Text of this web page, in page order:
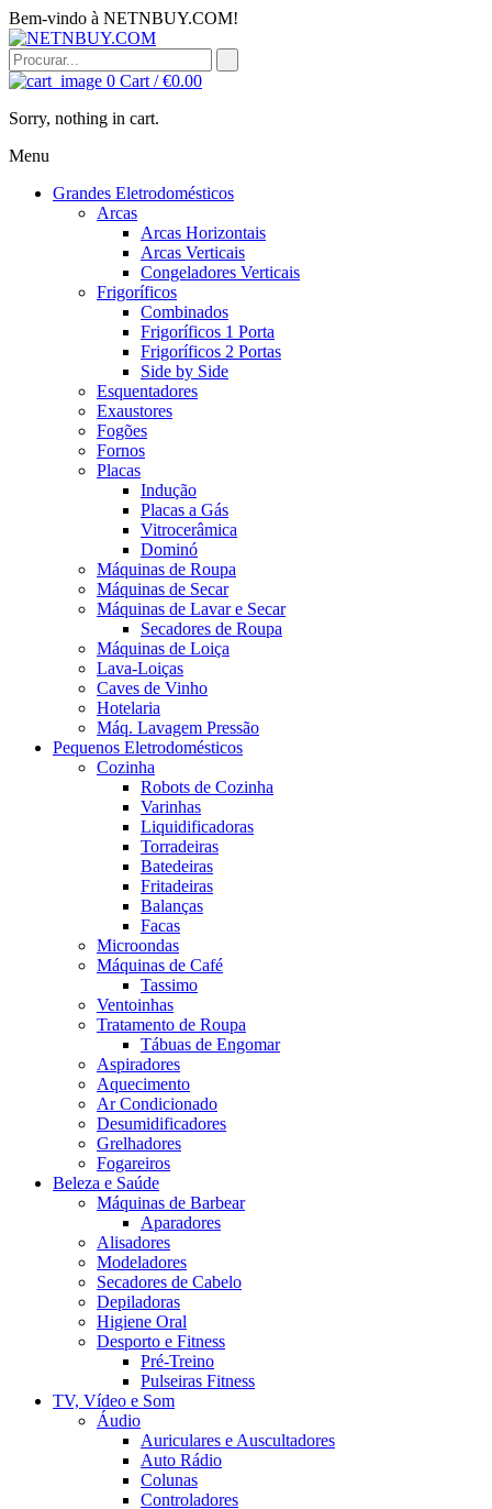
Bem-vindo à NETNBUY.COM!
0 Cart /€0.00
Sorry, nothing in cart.
Menu
Grandes Eletrodomésticos
Arcas
Arcas Horizontais
Arcas Verticais
Congeladores Verticais
Frigoríficos
Combinados
Frigoríficos 1 Porta
Frigoríficos 2 Portas
Side by Side
Esquentadores
Exaustores
Fogões
Fornos
Placas
Indução
Placas a Gás
Vitrocerâmica
Dominó
Máquinas de Roupa
Máquinas de Secar
Máquinas de Lavar e Secar
Secadores de Roupa
Máquinas de Loiça
Lava-Loiças
Caves de Vinho
Hotelaria
Máq. Lavagem Pressão
Pequenos Eletrodomésticos
Cozinha
Robots de Cozinha
Varinhas
Liquidificadoras
Torradeiras
Batedeiras
Fritadeiras
Balanças
Facas
Microondas
Máquinas de Café
Tassimo
Ventoinhas
Tratamento de Roupa
Tábuas de Engomar
Aspiradores
Aquecimento
Ar Condicionado
Desumidificadores
Grelhadores
Fogareiros
Beleza e Saúde
Máquinas de Barbear
Aparadores
Alisadores
Modeladores
Secadores de Cabelo
Depiladoras
Higiene Oral
Desporto e Fitness
Pré-Treino
Pulseiras Fitness
TV, Vídeo e Som
Áudio
Auriculares e Auscultadores
Auto Rádio
Colunas
Controladores